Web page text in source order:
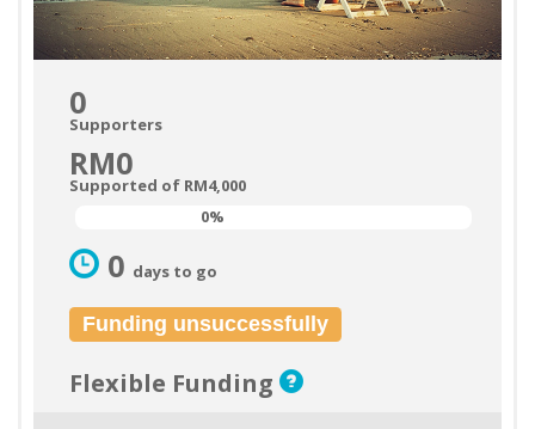
0
Supporters
RM0
Supported of RM4,000
0%
0%
0 days to go
Funding unsuccessfully
Flexible Funding